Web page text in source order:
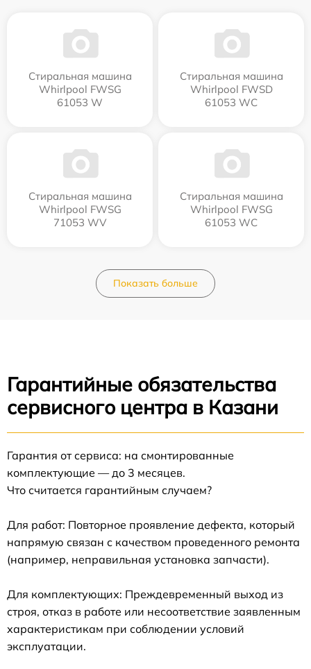
Стиральная машина
Whirlpool FWSG
61053 W
Стиральная машина
Whirlpool FWSD
61053 WC
Стиральная машина
Whirlpool FWSG
71053 WV
Стиральная машина
Whirlpool FWSG
61053 WC
Показать больше
Гарантийные обязательства
сервисного центра в Казани
Гарантия от сервиса: на смонтированные
комплектующие — до 3 месяцев.
Что считается гарантийным случаем?
Для работ: Повторное проявление дефекта, который
напрямую связан с качеством проведенного ремонта
(например, неправильная установка запчасти).
Для комплектующих: Преждевременный выход из
строя, отказ в работе или несоответствие заявленным
характеристикам при соблюдении условий
эксплуатации.